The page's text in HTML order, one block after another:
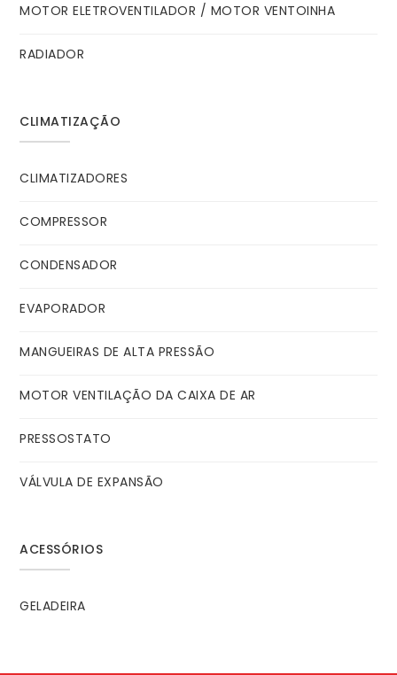
MOTOR ELETROVENTILADOR / MOTOR VENTOINHA
RADIADOR
CLIMATIZAÇÃO
CLIMATIZADORES
COMPRESSOR
CONDENSADOR
EVAPORADOR
MANGUEIRAS DE ALTA PRESSÃO
MOTOR VENTILAÇÃO DA CAIXA DE AR
PRESSOSTATO
VÁLVULA DE EXPANSÃO
ACESSÓRIOS
GELADEIRA